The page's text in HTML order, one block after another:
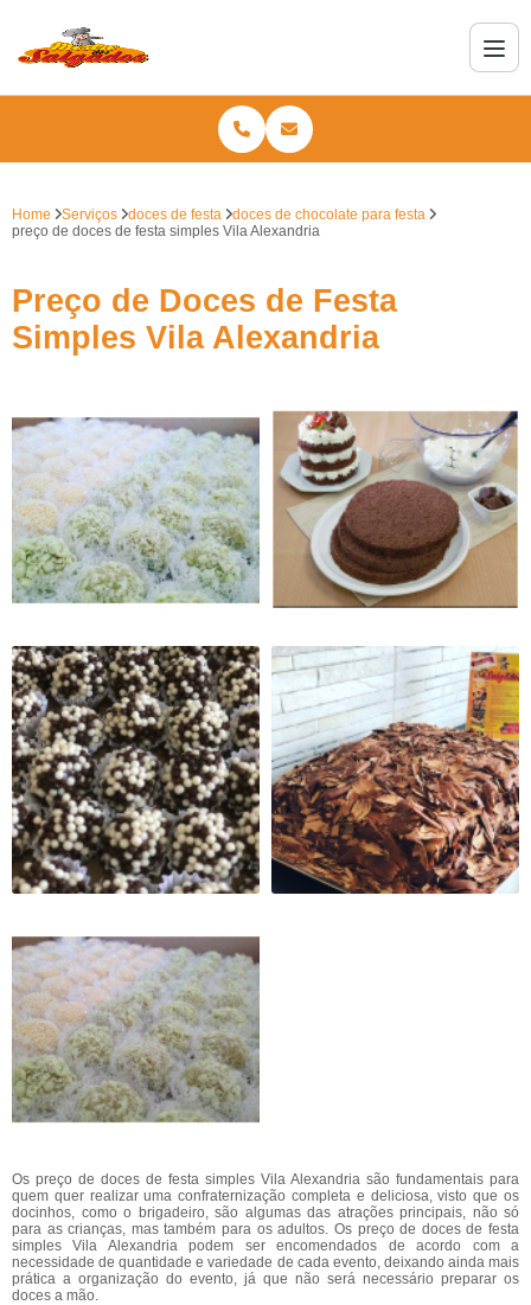
Home Serviços doces de festa
doces de chocolate para festa
preço de doces de festa simples Vila Alexandria
Preço de Doces de Festa
Simples Vila Alexandria
Os preço de doces de festa simples Vila Alexandria são fundamentais para
quem quer realizar uma confraternização completa e deliciosa, visto que os
docinhos, como o brigadeiro, são algumas das atrações principais, não só
para as crianças, mas também para os adultos. Os preço de doces de festa
simples Vila Alexandria podem ser encomendados de acordo com a
necessidade de quantidade e variedade de cada evento, deixando ainda mais
prática a organização do evento, já que não será necessário preparar os
doces a mão.